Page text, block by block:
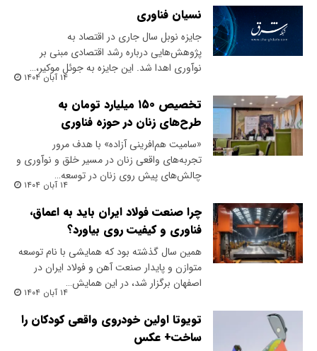
نسیان فناوری
جایزه نوبل سال جاری در اقتصاد به
پژوهش‌هایی درباره رشد اقتصادی مبنی بر
نوآوری اهدا شد. این جایزه به جوئل موکیر،…
۱۴ آبان ۱۴۰۴
تخصیص ۱۵۰ میلیارد تومان به
طرح‌های زنان در حوزه فناوری
«سامیت هم‌افرینی آزاده» با هدف مرور
تجربه‌های واقعی زنان در مسیر خلق و نوآوری و
چالش‌های پیش روی زنان در توسعه…
۱۴ آبان ۱۴۰۴
چرا صنعت فولاد ایران باید به اعماق،
فناوری و کیفیت روی بیاورد؟
همین سال گذشته بود که همایشی با نام توسعه
متوازن و پایدار صنعت آهن و فولاد ایران در
اصفهان برگزار شد، در این همایش…
۱۴ آبان ۱۴۰۴
تویوتا اولین خودروی واقعی کودکان را
ساخت+ عکس